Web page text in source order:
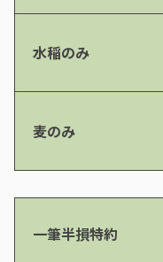
水稲のみ
麦のみ
一筆半損特約